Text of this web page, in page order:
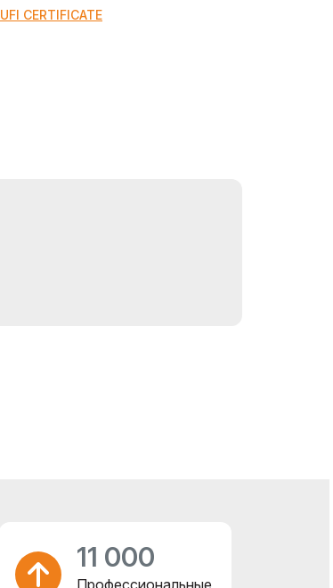
UFI CERTIFICATE
11 000
Профессиональные